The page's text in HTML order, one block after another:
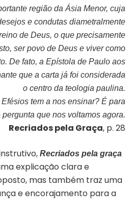
região da Ásia Menor, cuja
e condutas diametralmente
de Deus, o que precisamente
ser povo de Deus e viver como
De fato, a Epístola de Paulo aos
que a carta já foi considerada
o centro da teologia paulina.
tem a nos ensinar? É para
pergunta que nos voltamos agora.
Recriados pela Graça, p. 28
Recriados pela graça
explicação clara e
mas também traz uma
e encorajamento para a